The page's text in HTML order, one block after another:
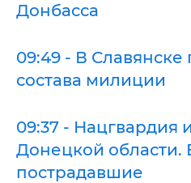
Донбасса
09:49 - В Славянске
состава милиции
09:37 -
Донецкой области.
пострадавшие